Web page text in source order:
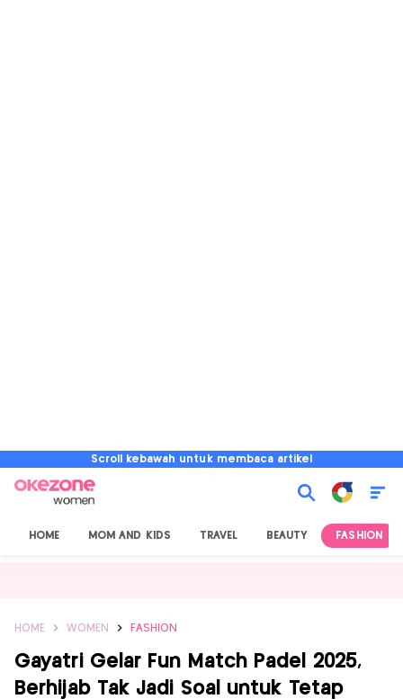
Scroll kebawah untuk membaca artikel
HOME MOM AND KIDS TRAVEL BEAUTY FASHION
HOME WOMEN FASHION
Gayatri Gelar Fun Match Padel 2025,
Berhijab Tak Jadi Soal untuk Tetap